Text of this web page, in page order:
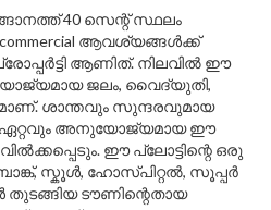
40 സെന്റ് സ്ഥലം
commercial ആവശ്യങ്ങൾക്ക്
ആണിത്. നിലവിൽ ഈ
ജലം, വൈദ്യുതി,
ശാന്തവും സുന്ദരവുമായ
ഏറ്റവും അനുയോജ്യമായ ഈ
ഈ പ്ലോട്ടിന്റെ ഒരു
ബാങ്ക്, സ്കൂൾ, ഹോസ്പിറ്റൽ, സൂപ്പർ
തുടങ്ങിയ ടൗണിന്റെതായ